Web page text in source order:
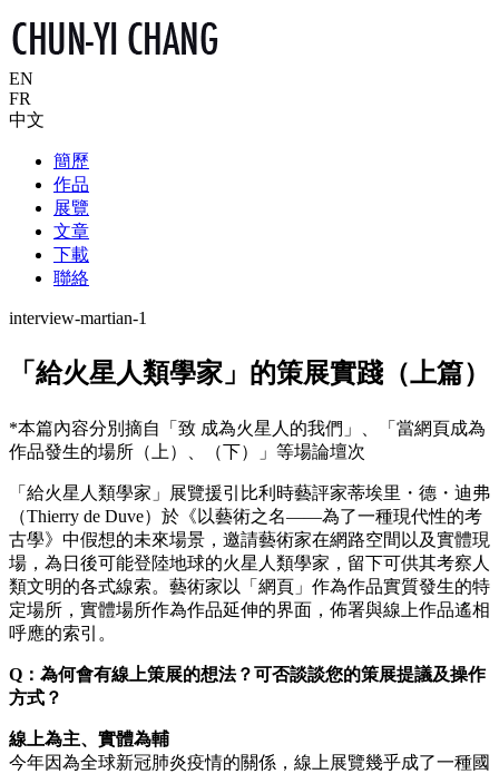
EN
FR
中文
簡歷
作品
展覽
文章
下載
聯絡
interview-martian-1
「給火星人類學家」的策展實踐（上篇）
*本篇內容分別摘自「致 成為火星人的我們」、「當網頁成為
作品發生的場所（上）、（下）」等場論壇次
「給火星人類學家」展覽援引比利時藝評家蒂埃里・德・迪弗
（Thierry de Duve）於《以藝術之名——為了一種現代性的考
古學》中假想的未來場景，邀請藝術家在網路空間以及實體現
場，為日後可能登陸地球的火星人類學家，留下可供其考察人
類文明的各式線索。藝術家以「網頁」作為作品實質發生的特
定場所，實體場所作為作品延伸的界面，佈署與線上作品遙相
呼應的索引。
Q：為何會有線上策展的想法？可否談談您的策展提議及操作
方式？
線上為主、實體為輔
今年因為全球新冠肺炎疫情的關係，線上展覽幾乎成了一種國